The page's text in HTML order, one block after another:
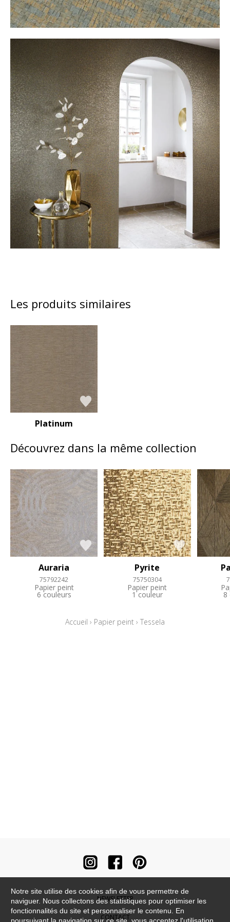
Les produits similaires
Platinum
Découvrez dans la même collection
Auraria
75792242
Papier peint
6 couleurs
Pyrite
75750304
Papier peint
1 couleur 8
Accueil › Papier peint › Tessela
NEWSLETTER
CONTACT
Notre site utilise des cookies afin de vous permettre de
naviguer. Nous collectons des statistiques pour optimiser les
fonctionnalités du site et personnaliser le contenu. En